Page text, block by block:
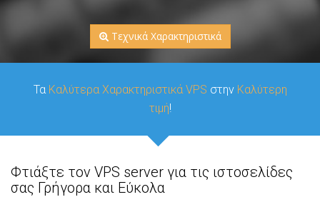
Τεχνικά Χαρακτηριστικά
Τα Καλύτερα Χαρακτηριστικά VPS στην Καλύτερη
τιμή!
Φτιάξτε τον VPS server για τις ιστοσελίδες
σας Γρήγορα και Εύκολα